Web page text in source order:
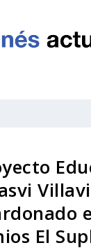
El